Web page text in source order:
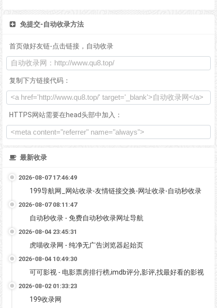
免提交-自动收录方法
首页做好友链-点击链接，自动收录
复制下方链接代码：
HTTPS网站需要在head头部中加入：
最新收录
2026-08-07 17:46:49
199导航网_网站收录-友情链接交换-网址收录-自动秒收录
2026-08-07 08:11:47
自动秒收录 - 免费自动秒收录网址导航
2026-08-04 23:45:31
虎喵收录网 - 纯净无广告浏览器起始页
2026-08-04 10:49:30
可可影视 - 电影票房排行榜,imdb评分,影评,找最好看的影视
2026-08-02 01:33:23
199收录网